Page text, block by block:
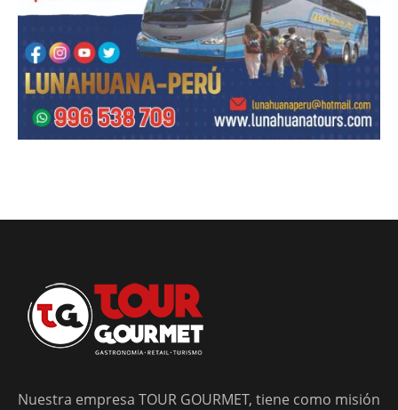
Nuestra empresa TOUR GOURMET, tiene como misión